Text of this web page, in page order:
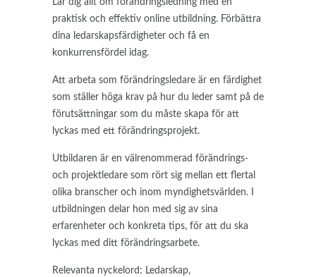
Lär dig allt om förändringsledning med en
praktisk och effektiv online utbildning. Förbättra
dina ledarskapsfärdigheter och få en
konkurrensfördel idag.
Att arbeta som förändringsledare är en färdighet
som ställer höga krav på hur du leder samt på de
förutsättningar som du måste skapa för att
lyckas med ett förändringsprojekt.
Utbildaren är en välrenommerad förändrings-
och projektledare som rört sig mellan ett flertal
olika branscher och inom myndighetsvärlden. I
utbildningen delar hon med sig av sina
erfarenheter och konkreta tips, för att du ska
lyckas med ditt förändringsarbete.
Relevanta nyckelord: Ledarskap,